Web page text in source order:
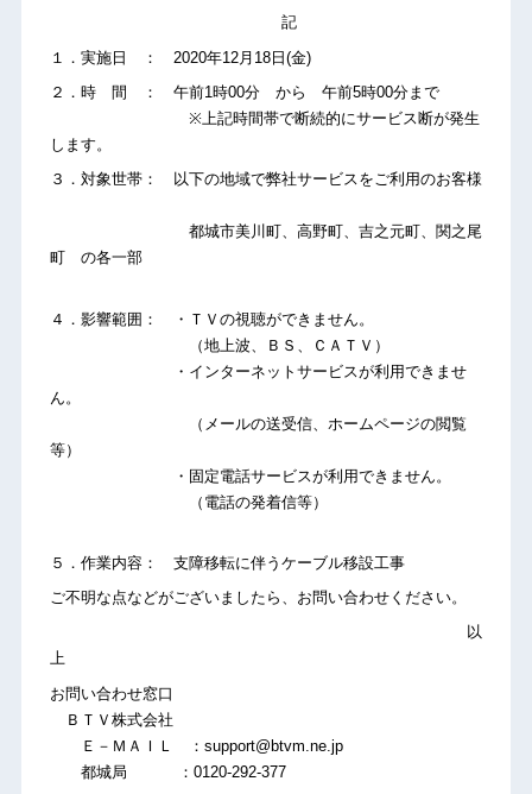
記
１．実施日 ： 2020年12月18日(金)
２．時 間 ： 午前1時00分 から 午前5時00分まで
※上記時間帯で断続的にサービス断が発生
します。
３．対象世帯： 以下の地域で弊社サービスをご利用のお客様
都城市美川町、高野町、吉之元町、関之尾
町 の各一部
４．影響範囲： ・ＴＶの視聴ができません。
（地上波、ＢＳ、ＣＡＴＶ）
・インターネットサービスが利用できませ
ん。
（メールの送受信、ホームページの閲覧
等）
・固定電話サービスが利用できません。
（電話の発着信等）
５．作業内容： 支障移転に伴うケーブル移設工事
ご不明な点などがございましたら、お問い合わせください。
以
上
お問い合わせ窓口
ＢＴＶ株式会社
Ｅ－ＭＡＩＬ ：support@btvm.ne.jp
都城局 ：0120-292-377